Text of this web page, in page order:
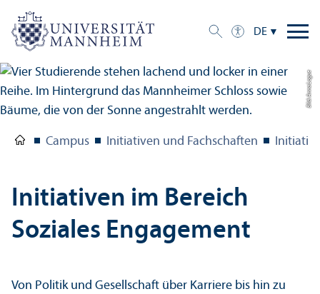
DE
Bild: Anna Logue
Campus Initiativen und Fach­schaften
Initiativen im Bereich
Soziales Engagement
Von Politik und Gesellschaft über Karriere bis hin zu